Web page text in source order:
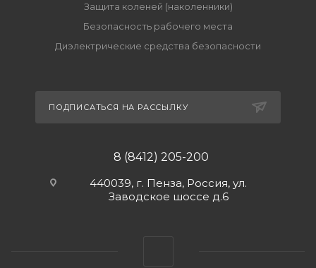
Защита коленей (наколенники)
Безопасность рабочего места
Диэлектрические средства безопасности
ПОДПИСАТЬСЯ НА РАССЫЛКУ
8 (8412) 205-200
440039, г. Пенза, Россия, ул.
Заводское шоссе д.6